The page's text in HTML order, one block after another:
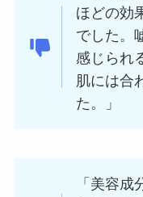
ほどの効
でした。
感じられ
肌には合
た。」
「美容